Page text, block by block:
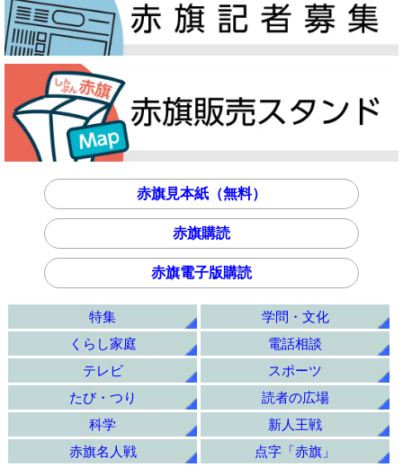
赤旗見本紙（無料）
赤旗購読
赤旗電子版購読
特集
学問・文化
くらし家庭
電話相談
テレビ
スポーツ
たび・つり
読者の広場
科学
新人王戦
赤旗名人戦
点字「赤旗」